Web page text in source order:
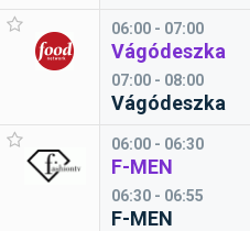
06:00 - 07:00
Vágódeszka
07:00 - 08:00
Vágódeszka
06:00 - 06:30
F-MEN
06:30 - 06:55
F-MEN